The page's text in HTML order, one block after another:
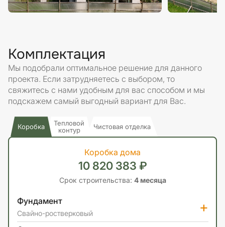
Комплектация
Мы подобрали оптимальное решение для данного
проекта. Если затрудняетесь с выбором, то
свяжитесь с нами удобным для вас способом и мы
подскажем самый выгодный вариант для Вас.
Коробка
Тепловой
контур
Чистовая отделка
Коробка дома
10 820 383 ₽
Срок строительства: 4 месяца
Фундамент
Свайно-ростверковый +